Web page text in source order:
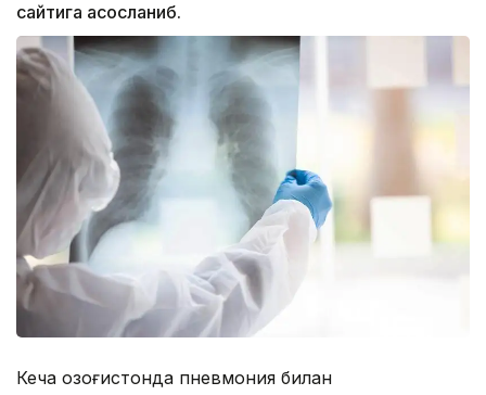
сайтига асосланиб.
Кеча Қозоғистонда пневмония билан